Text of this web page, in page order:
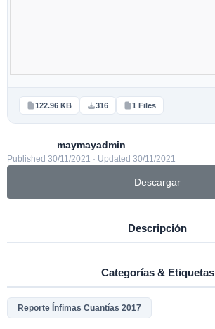
122.96 KB 316 1 Files
maymayadmin
Published 30/11/2021 · Updated 30/11/2021
Descargar
Descripción
Categorías & Etiquetas
Reporte Ínfimas Cuantías 2017